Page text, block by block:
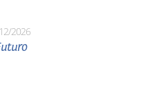
2026